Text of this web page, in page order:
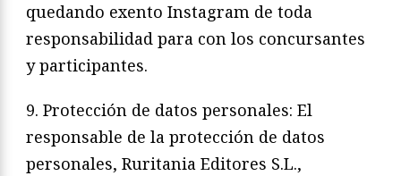
quedando exento Instagram de toda
responsabilidad para con los concursantes
y participantes.
9. Protección de datos personales: El
responsable de la protección de datos
personales, Ruritania Editores S.L.,